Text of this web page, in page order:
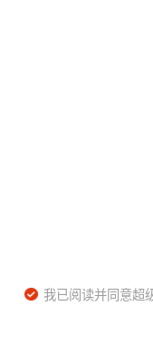
我已阅读并同意超